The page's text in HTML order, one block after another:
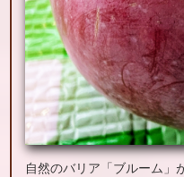
自然のバリア「ブルーム」